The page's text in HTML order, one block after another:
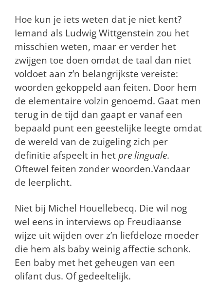
Hoe kun je iets weten dat je niet kent?
Iemand als Ludwig Wittgenstein zou het
misschien weten, maar er verder het
zwijgen toe doen omdat de taal dan niet
voldoet aan z’n belangrijkste vereiste:
woorden gekoppeld aan feiten. Door hem
de elementaire volzin genoemd. Gaat men
terug in de tijd dan gaapt er vanaf een
bepaald punt een geestelijke leegte omdat
de wereld van de zuigeling zich per
definitie afspeelt in het pre linguale.
Oftewel feiten zonder woorden.Vandaar
de leerplicht.
Niet bij Michel Houellebecq. Die wil nog
wel eens in interviews op Freudiaanse
wijze uit wijden over z’n liefdeloze moeder
die hem als baby weinig affectie schonk.
Een baby met het geheugen van een
olifant dus. Of gedeeltelijk.